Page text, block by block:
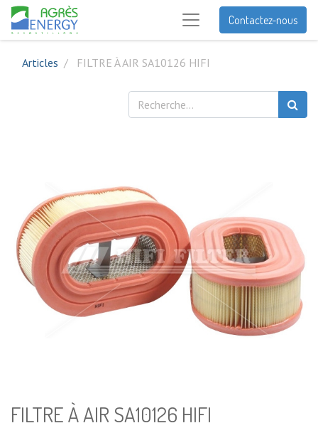
Contactez-nous
Articles FILTRE À AIR SA10126 HIFI
FILTRE À AIR SA10126 HIFI